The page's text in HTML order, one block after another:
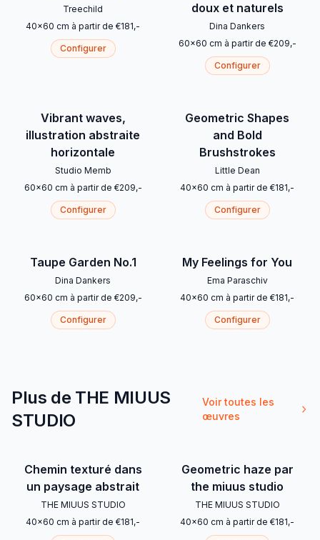
Treechild
40x60 cm à partir de €181,-
Configurer
doux et naturels
Dina Dankers
60x60 cm à partir de €209,-
Configurer
Vibrant waves,
illustration abstraite
horizontale
Studio Memb
60x60 cm à partir de €209,-
Configurer
Geometric Shapes
and Bold
Brushstrokes
Little Dean
40x60 cm à partir de €181,-
Configurer
Taupe Garden No.1
Dina Dankers
60x60 cm à partir de €209,-
Configurer
My Feelings for You
Ema Paraschiv
40x60 cm à partir de €181,-
Configurer
Plus de THE MIUUS
STUDIO
Voir toutes les
œuvres
Chemin texturé dans
un paysage abstrait
THE MIUUS STUDIO
40x60 cm à partir de €181,-
Geometric haze par
the miuus studio
THE MIUUS STUDIO
40x60 cm à partir de €181,-